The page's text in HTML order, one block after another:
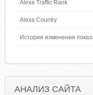
Alexa Traffic Rank
Alexa Country
История изменения
АНАЛИЗ САЙТА